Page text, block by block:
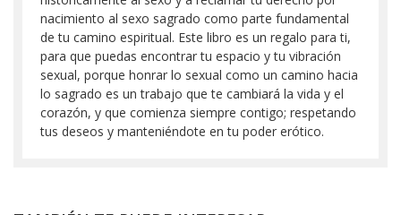
nacimiento al sexo sagrado como parte fundamental
de tu camino espiritual. Este libro es un regalo para ti,
para que puedas encontrar tu espacio y tu vibración
sexual, porque honrar lo sexual como un camino hacia
lo sagrado es un trabajo que te cambiará la vida y el
corazón, y que comienza siempre contigo; respetando
tus deseos y manteniéndote en tu poder erótico.